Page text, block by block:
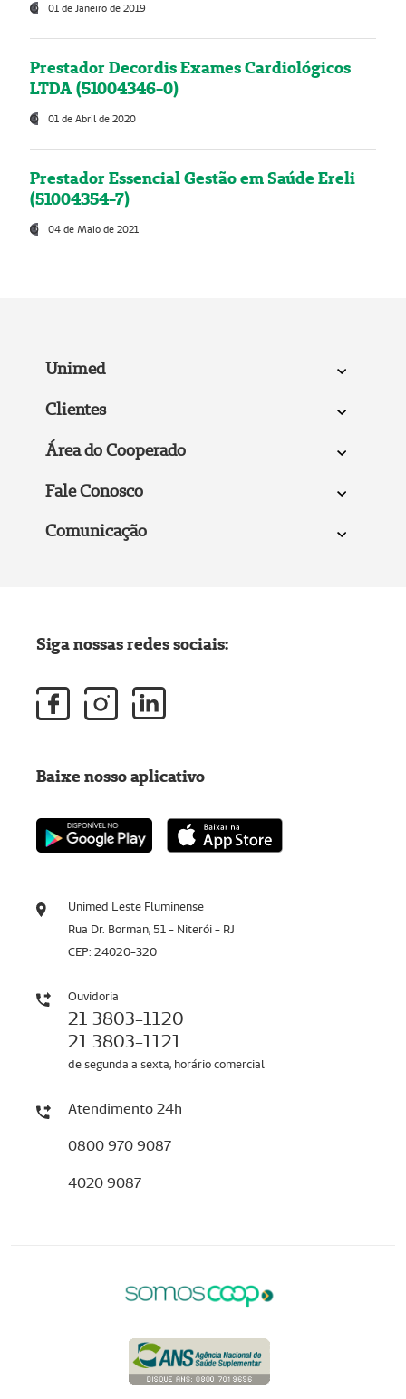
01 de Janeiro de 2019
Prestador Decordis Exames Cardiológicos
LTDA (51004346-0)
01 de Abril de 2020
Prestador Essencial Gestão em Saúde Ereli
(51004354-7)
04 de Maio de 2021
Unimed
Clientes
Área do Cooperado
Fale Conosco
Comunicação
Unimed Leste Fluminense
Rua Dr. Borman, 51 - Niterói - RJ
CEP: 24020-320
Ouvidoria
21 3803-1120
21 3803-1121
de segunda a sexta, horário comercial
Atendimento 24h
0800 970 9087
4020 9087
Siga nossas redes sociais:
Baixe nosso aplicativo